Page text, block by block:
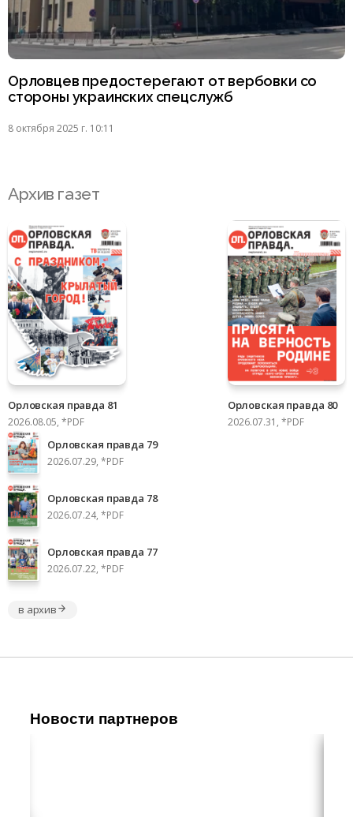
Орловцев предостерегают от вербовки со
стороны украинских спецслужб
8 октября 2025 г. 10:11
Архив газет
Орловская правда 81
2026.08.05, *PDF
Орловская правда 80
2026.07.31, *PDF
Орловская правда 79
2026.07.29, *PDF
Орловская правда 78
2026.07.24, *PDF
Орловская правда 77
2026.07.22, *PDF
в архив
Новости партнеров